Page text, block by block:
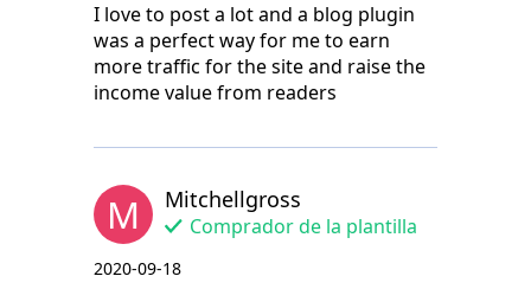
I love to post a lot and a blog plugin
was a perfect way for me to earn
more traffic for the site and raise the
income value from readers
M Mitchellgross
Comprador de la plantilla
2020-09-18